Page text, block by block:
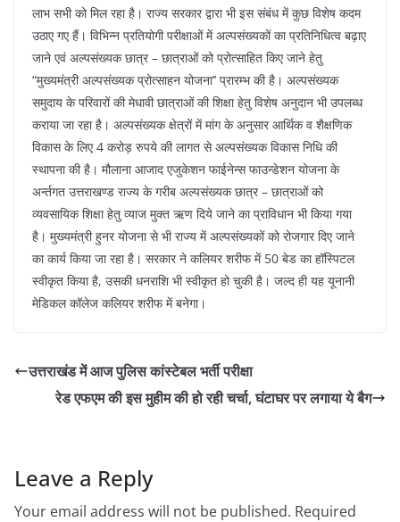
लाभ सभी को मिल रहा है। राज्य सरकार द्वारा भी इस संबंध में कुछ विशेष कदम
उठाए गए हैं। विभिन्न प्रतियोगी परीक्षाओं में अल्पसंख्यकों का प्रतिनिधित्व बढ़ाए
जाने एवं अल्पसंख्यक छात्र – छात्राओं को प्रोत्साहित किए जाने हेतु
“मुख्यमंत्री अल्पसंख्यक प्रोत्साहन योजना’’ प्रारम्भ की है। अल्पसंख्यक
समुदाय के परिवारों की मेधावी छात्राओं की शिक्षा हेतु विशेष अनुदान भी उपलब्ध
कराया जा रहा है। अल्पसंख्यक क्षेत्रों में मांग के अनुसार आर्थिक व शैक्षणिक
विकास के लिए 4 करोड़ रुपये की लागत से अल्पसंख्यक विकास निधि की
स्थापना की है। मौलाना आजाद एजुकेशन फाईनेन्स फाउन्डेशन योजना के
अर्न्तगत उत्तराखण्ड राज्य के गरीब अल्पसंख्यक छात्र – छात्राओं को
व्यवसायिक शिक्षा हेतु व्याज मुक्त ऋण दिये जाने का प्राविधान भी किया गया
है। मुख्यमंत्री हुनर योजना से भी राज्य में अल्पसंख्यकों को रोजगार दिए जाने
का कार्य किया जा रहा है। सरकार ने कलियर शरीफ में 50 बेड का हॉस्पिटल
स्वीकृत किया है, उसकी धनराशि भी स्वीकृत हो चुकी है। जल्द ही यह यूनानी
मेडिकल कॉलेज कलियर शरीफ में बनेगा।
उत्तराखंड में आज पुलिस कांस्टेबल भर्ती परीक्षा
रेड एफएम की इस मुहीम की हो रही चर्चा, घंटाघर पर लगाया ये बैग
Leave a Reply
Your email address will not be published. Required